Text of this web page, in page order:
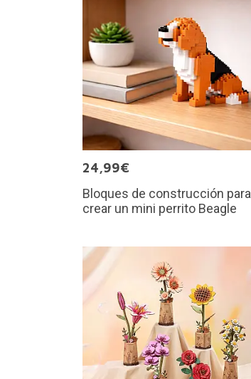
24,99€
Bloques de construcción para
crear un mini perrito Beagle